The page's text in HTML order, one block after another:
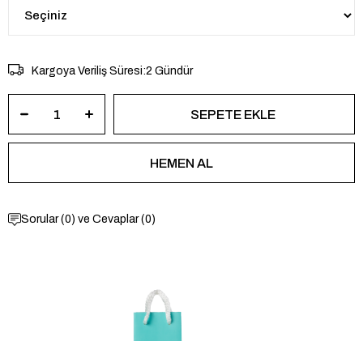
Kargoya Veriliş Süresi:2 Gündür
Sorular (0) ve Cevaplar (0)